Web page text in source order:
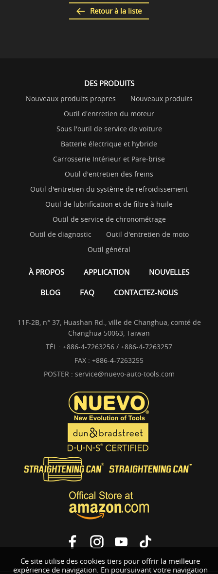
Retour à la liste
Ce site utilise des cookies tiers pour offrir la meilleure
expérience de navigation. En poursuivant votre navigation
DES PRODUITS
Nouveaux produits propres
Nouveaux produits
Outil d'entretien du moteur
Sous l'outil de service de voiture
Batterie électrique et hybride
Carrosserie Intérieur et Pare-brise
Outil d'entretien des freins
Outil d'entretien du système de refroidissement
Outil de lubrification et de filtre à huile
Outil de service de chronométrage
Outil de diagnostic
Outil d'entretien de moto
Outil général
À PROPOS APPLICATION NOUVELLES
BLOG FAQ CONTACTEZ-NOUS
11F-2B, n° 37, Huashan Rd., ville de Changhua, comté de
Changhua 50063, Taïwan
TÉL : +886-4-7263256 / +886-4-7263257
FAX : +886-4-7263255
POSTER : service@nuevo-auto-tools.com